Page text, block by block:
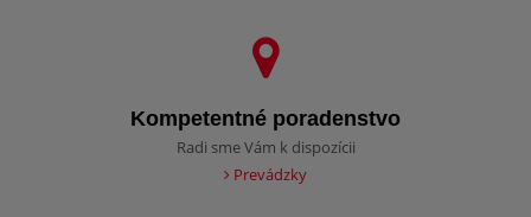
Kompetentné poradenstvo
Radi sme Vám k dispozícii
Prevádzky